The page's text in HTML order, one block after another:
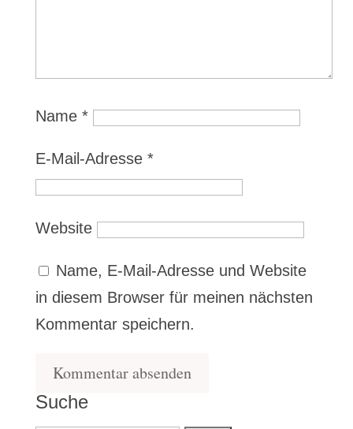
Name *
E-Mail-Adresse *
Website
Name, E-Mail-Adresse und Website
in diesem Browser für meinen nächsten
Kommentar speichern.
Suche